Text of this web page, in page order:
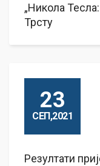
„Никола
Трсту
23
СЕП,2021
Резултати